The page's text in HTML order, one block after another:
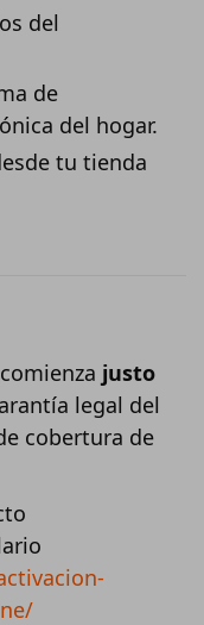
del
de
del hogar.
tu tienda
comienza justo
legal del
cobertura de